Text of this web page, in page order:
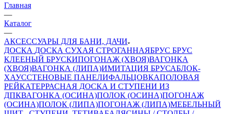
Главная
—
Каталог
—
АКСЕССУАРЫ ДЛЯ БАНИ, ДАЧИ
ДОСКА ДОСКА СУХАЯ СТРОГАННАЯБРУС БРУС
КЛЕЕНЫЙ БРУСКИПОГОНАЖ (ХВОЯ)ВАГОНКА
(ХВОЯ)ВАГОНКА (ЛИПА)ИМИТАЦИЯ БРУСАБЛОК-
ХАУССТЕНОВЫЕ ПАНЕЛИФАЛЬЦОВКАПОЛОВАЯ
РЕЙКАТЕРРАСНАЯ ДОСКА И СТУПЕНИ ИЗ
ДПКВАГОНКА (ОСИНА)ПОЛОК (ОСИНА)ПОГОНАЖ
(ОСИНА)ПОЛОК (ЛИПА)ПОГОНАЖ (ЛИПА)МЕБЕЛЬНЫЙ